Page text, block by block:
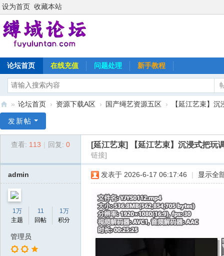
设为首页 收藏本站
论坛首页 在线充值 问题处理 新手教程
域
坛
» 论坛首页 › 资源下载A区 › 国产绳艺资源五区 › 【延江艺束】
发新帖
查看: 113 回复: 0 [延江艺束] 【延江艺束】沉浸式把
链接]
admin
1万
主题
11
回帖
1万
积分
管理员
发表于 2026-6-17 06:17:46 显示全